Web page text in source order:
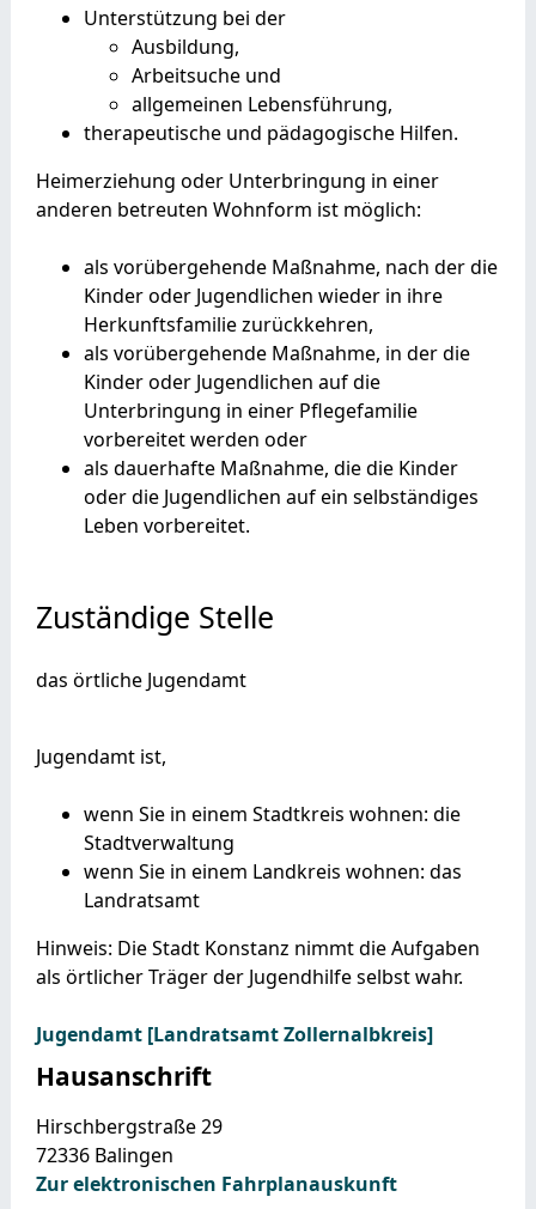
Unterstützung bei der
Ausbildung,
Arbeitsuche und
allgemeinen Lebensführung,
therapeutische und pädagogische Hilfen.
Heimerziehung oder Unterbringung in einer
anderen betreuten Wohnform ist möglich:
als vorübergehende Maßnahme, nach der die
Kinder oder Jugendlichen wieder in ihre
Herkunftsfamilie zurückkehren,
als vorübergehende Maßnahme, in der die
Kinder oder Jugendlichen auf die
Unterbringung in einer Pflegefamilie
vorbereitet werden oder
als dauerhafte Maßnahme, die die Kinder
oder die Jugendlichen auf ein selbständiges
Leben vorbereitet.
Zuständige Stelle
das örtliche Jugendamt
Jugendamt ist,
wenn Sie in einem Stadtkreis wohnen: die
Stadtverwaltung
wenn Sie in einem Landkreis wohnen: das
Landratsamt
Hinweis: Die Stadt Konstanz nimmt die Aufgaben
als örtlicher Träger der Jugendhilfe selbst wahr.
Jugendamt [Landratsamt Zollernalbkreis]
Hausanschrift
Hirschbergstraße 29
72336 Balingen
Zur elektronischen Fahrplanauskunft